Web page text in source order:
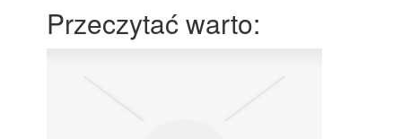
Przeczytać warto: